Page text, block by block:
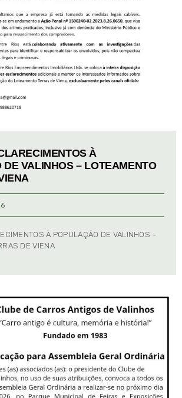
À
DE VALINHOS – LOTEAMENTO
À POPULAÇÃO DE VALINHOS –
DE VIENA